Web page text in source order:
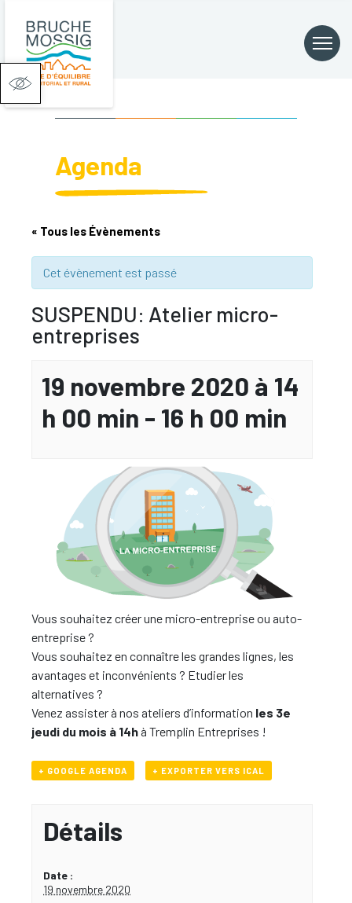
Ouvrir la barre d’outils
Agenda
« Tous les Évènements
Cet évènement est passé
SUSPENDU: Atelier micro-
entreprises
19 novembre 2020 à 14
h 00 min - 16 h 00 min
Vous souhaitez créer une micro-entreprise ou auto-
entreprise ?
Vous souhaitez en connaître les grandes lignes, les
avantages et inconvénients ? Etudier les
alternatives ?
Venez assister à nos ateliers d’information les 3e
jeudi du mois à 14hà Tremplin Entreprises !
+ GOOGLE AGENDA + EXPORTER VERS ICAL
Détails
Date :
19 novembre 2020